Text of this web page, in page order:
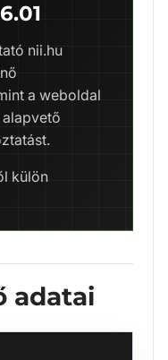
nii.hu
a weboldal
külön
adatai